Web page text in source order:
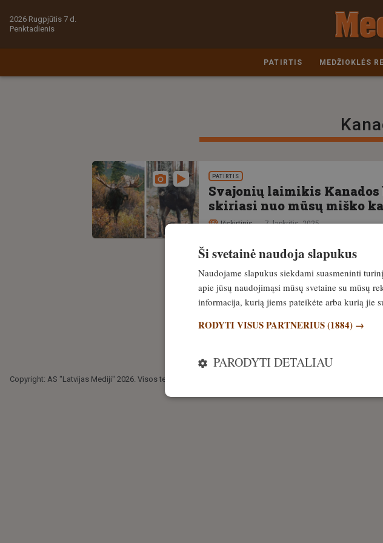
2026 Rugpjūtis 7 d.
Penktadienis
PATIRTIS MEDŽIOKLĖS
PATIRTIS
Svajonių laimikis Kanados
skiriasi nuo mūsų miško
Išskirtinis 7. lapkritis, 2025
Copyright: AS "Latvijas Mediji" 2026. Visos teisės saugomos.
Ši svetainė naudoja slapukus
Naudojame slapukus siekdami suasmeninti
apie jūsų naudojimąsi mūsų svetaine su mūsų
informacija, kurią jiems pateikėte arba kurią jie
RODYTI VISUS PARTNERIUS(1884) →
PARODYTI DETALIAU